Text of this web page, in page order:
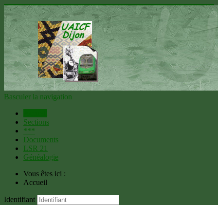
Basculer la navigation
Sections
***
Documents
LSR 21
Généalogie
Vous êtes ici :
Accueil
Identifiant